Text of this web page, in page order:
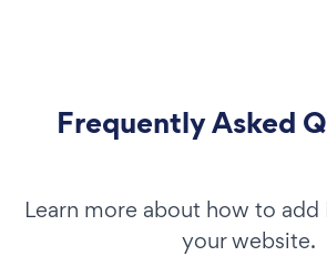
Frequently Asked
Learn more about how to add
your website.